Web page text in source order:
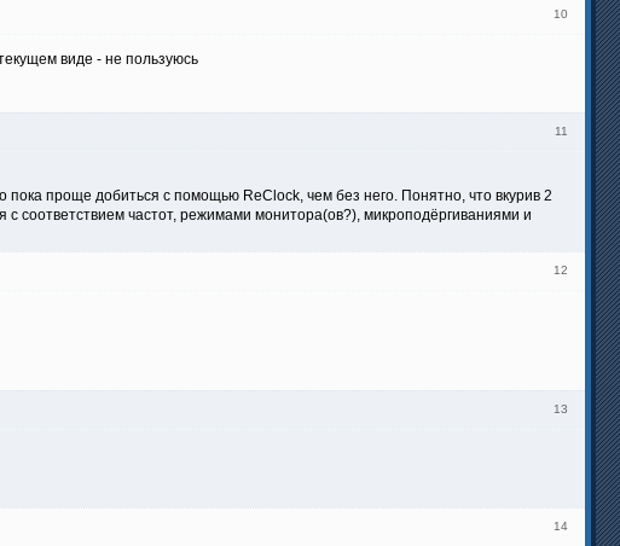
10
виде - не пользуюсь
11
пока проще добиться с помощью ReClock, чем без него. Понятно, что вкурив 2
с соответствием частот, режимами монитора(ов?), микроподёргиваниями и
12
13
14